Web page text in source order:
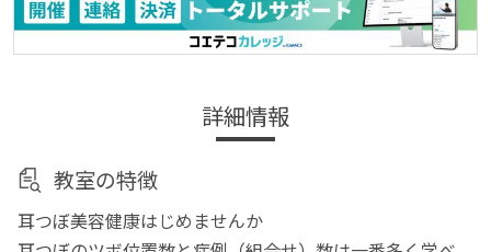
詳細情報
教室の特徴
耳つぼ美容健康はじめませんか